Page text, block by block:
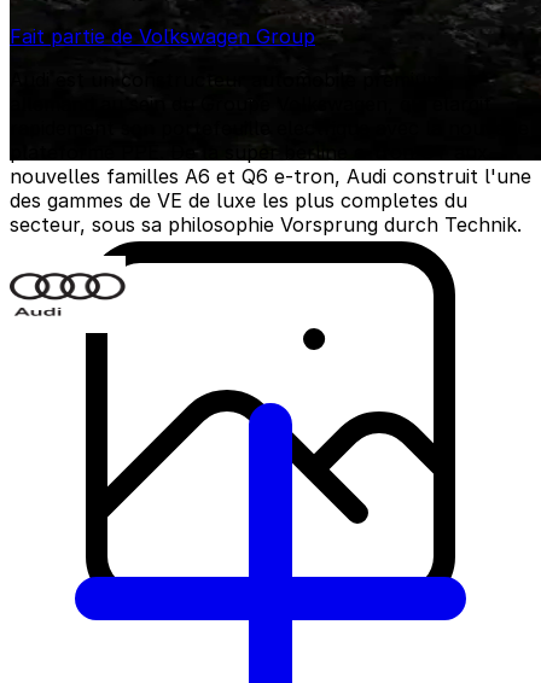
Fait partie de Volkswagen Group
Audi est un constructeur automobile premium
allemand au sein du Groupe Volkswagen, qui elargit
plateforme PPE. De la super berline e-tron GT aux
nouvelles familles A6 et Q6 e-tron, Audi construit l'une
des gammes de VE de luxe les plus completes du
secteur, sous sa philosophie Vorsprung durch Technik.